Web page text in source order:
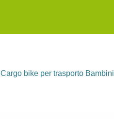
Cargo bike per trasporto Bambini